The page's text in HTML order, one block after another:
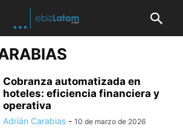
Cobranza automatizada en
hoteles: eficiencia financiera y
operativa
Adrián Carabias - 10 de marzo de 2026